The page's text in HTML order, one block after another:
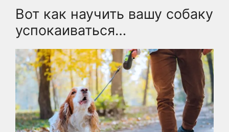
Вот как научить вашу собаку
успокаиваться…